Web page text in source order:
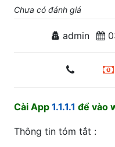
Chưa có đánh giá
admin
Cài App 1.1.1.1 để vào
Thông tin tóm tắt :